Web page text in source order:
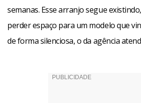
semanas. Esse arranjo segue
perder espaço para um modelo que
de forma silenciosa, o da agência